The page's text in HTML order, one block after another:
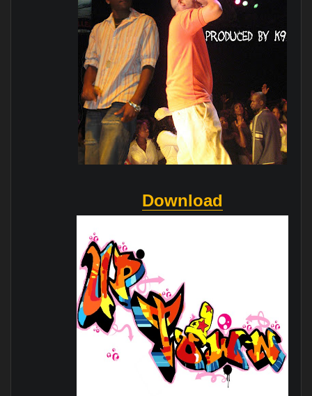
Download